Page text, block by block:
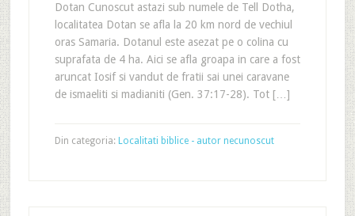
Dotan Cunoscut astazi sub numele de Tell Dotha,
localitatea Dotan se afla la 20 km nord de vechiul
oras Samaria. Dotanul este asezat pe o colina cu
suprafata de 4 ha. Aici se afla groapa in care a fost
aruncat Iosif si vandut de fratii sai unei caravane
de ismaeliti si madianiti (Gen. 37:17-28). Tot […]
Din categoria: Localitati biblice - autor necunoscut